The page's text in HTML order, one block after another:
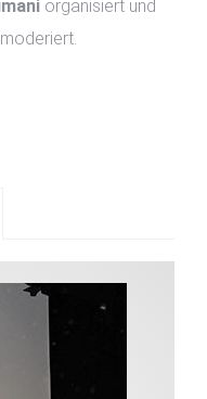
organisiert und
moderiert.